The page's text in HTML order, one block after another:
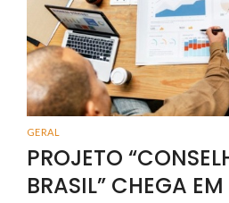
GERAL
PROJETO
BRASIL” CHEGA